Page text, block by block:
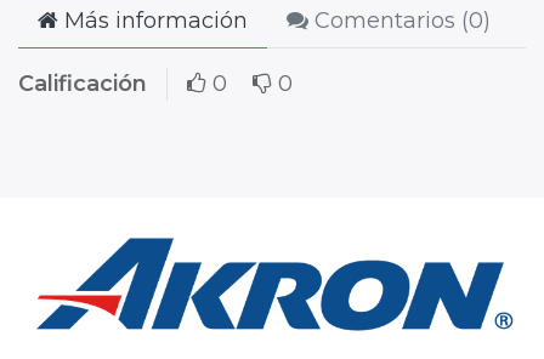
Más información Comentarios (0)
Calificación 0 0